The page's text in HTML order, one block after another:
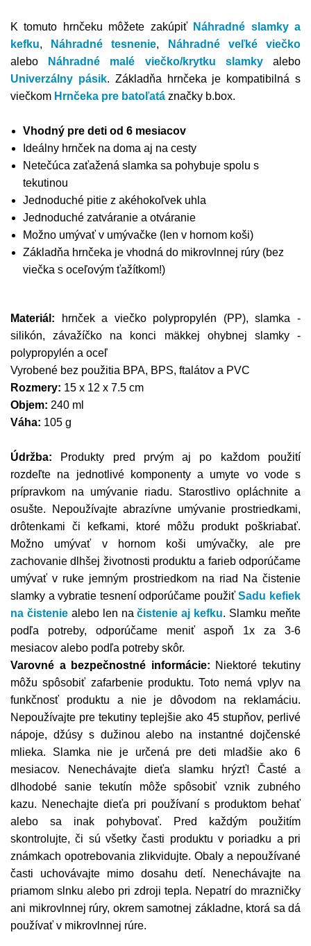
K tomuto hrnčeku môžete zakúpiť
Náhradné slamky a
kefku, Náhradné tesnenie,
Náhradné veľké viečko
alebo
Náhradné malé viečko/krytku slamkyalebo
Univerzálny pásik. Základňa hrnčeka je kompatibilná s
viečkom Hrnčeka pre batoľatá značky b.box.
Vhodný pre deti od 6 mesiacov
Ideálny hrnček na doma aj na cesty
Netečúca zaťažená slamka sa pohybuje spolu s
tekutinou
Jednoduché pitie z akéhokoľvek uhla
Jednoduché zatváranie a otváranie
Možno umývať v umývačke (len v hornom koši)
Základňa hrnčeka je vhodná do mikrovlnnej rúry (bez
viečka s oceľovým ťažítkom!)
Materiál:
hrnček a viečko polypropylén (PP), slamka -
silikón, závažíčko na konci mäkkej ohybnej slamky -
polypropylén a oceľ
Vyrobené bez použitia BPA, BPS, ftalátov a PVC
Rozmery: 15 x 12 x 7.5 cm
Objem: 240 ml
Váha: 105 g
Údržba:
Produkty pred prvým aj po každom použití
rozdeľte na jednotlivé komponenty a umyte vo vode s
prípravkom na umývanie riadu. Starostlivo opláchnite a
osušte. Nepoužívajte abrazívne umývanie prostriedkami,
drôtenkami či kefkami, ktoré môžu produkt poškriabať.
Možno umývať v hornom koši umývačky, ale pre
zachovanie dlhšej životnosti produktu a farieb odporúčame
umývať v ruke jemným prostriedkom na riad
Na čistenie
slamky a vybratie tesnení odporúčame použiťSadu kefiek
na čisteniealebo len načistenie aj kefku. Slamku meňte
podľa potreby, odporúčame meniť aspoň 1x za 3-6
mesiacov alebo podľa potreby skôr.
Varovné a bezpečnostné informácie: Niektoré tekutiny
môžu spôsobiť zafarbenie produktu. Toto nemá vplyv na
funkčnosť produktu a nie je dôvodom na reklamáciu.
Nepoužívajte pre tekutiny teplejšie ako 45 stupňov, perlivé
nápoje, džúsy s dužinou alebo na instantné dojčenské
mlieka. Slamka nie je určená pre deti mladšie ako 6
mesiacov. Nenechávajte dieťa slamku hrýzť! Časté a
dlhodobé sanie tekutín môže spôsobiť vznik zubného
kazu. Nenechajte dieťa pri používaní s produktom behať
alebo sa inak pohybovať. Pred každým použitím
skontrolujte, či sú všetky časti produktu v poriadku a pri
známkach opotrebovania zlikvidujte. Obaly a nepoužívané
časti uchovávajte mimo dosahu detí. Nenechávajte na
priamom slnku alebo pri zdroji tepla. Nepatrí do mrazničky
ani mikrovlnnej rúry, okrem samotnej základne, ktorá sa dá
používať v mikrovlnnej rúre.